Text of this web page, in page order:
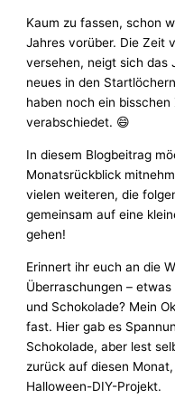
Kaum zu fassen, schon
Jahres vorüber. Die Zeit
versehen, neigt sich das
neues in den
haben noch ein
verabschiedet. 😄
In diesem Blogbeitrag
Monatsrückblick
vielen weiteren, die
gemeinsam auf eine
gehen!
Erinnert ihr euch an die
Überraschungen –
und Schokolade? Mein
fast. Hier gab es
Schokolade, aber lest
zurück auf diesen
Halloween-DIY-Projekt.